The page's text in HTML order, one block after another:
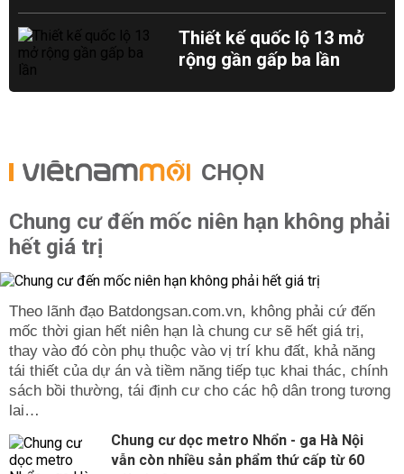
Thiết kế quốc lộ 13 mở
rộng gần gấp ba lần
CHỌN
Chung cư đến mốc niên hạn không phải
hết giá trị
Theo lãnh đạo Batdongsan.com.vn, không phải cứ đến
mốc thời gian hết niên hạn là chung cư sẽ hết giá trị,
thay vào đó còn phụ thuộc vào vị trí khu đất, khả năng
tái thiết của dự án và tiềm năng tiếp tục khai thác, chính
sách bồi thường, tái định cư cho các hộ dân trong tương
lai…
Chung cư dọc metro Nhổn - ga Hà Nội
vẫn còn nhiều sản phẩm thứ cấp từ 60